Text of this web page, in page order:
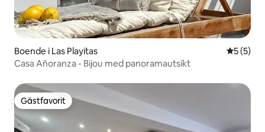
Boende i Las Playitas 5 av 5 i
5 (5)
Casa Añoranza - Bijou med panoramautsikt
Gästfavorit
Gästfavorit